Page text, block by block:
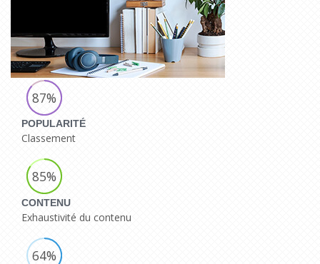
87%
POPULARITÉ
Classement
85%
CONTENU
Exhaustivité du contenu
64%